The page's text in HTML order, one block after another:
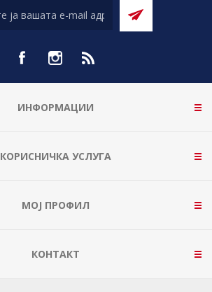
ИНФОРМАЦИИ
КОРИСНИЧКА УСЛУГА
МОЈ ПРОФИЛ
КОНТАКТ